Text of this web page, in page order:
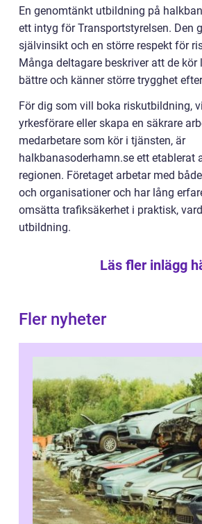
En genomtänkt utbildning på
ett intyg för Transportstyrelsen. Den
självinsikt och en större respekt för
Många deltagare beskriver att de kör
bättre och känner större trygghet
För dig som vill boka riskutbildning,
yrkesförare eller skapa en säkrare
medarbetare som kör i tjänsten, är
halkbanasoderhamn.se ett etablerat
regionen. Företaget arbetar med
och organisationer och har lång
omsätta trafiksäkerhet i praktisk,
utbildning.
Läs fler inlägg
Fler nyheter